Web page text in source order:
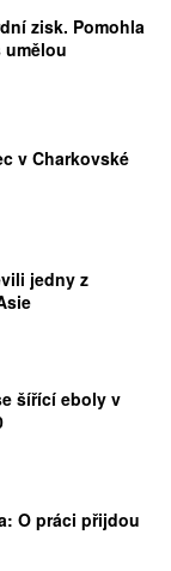
zisk. Pomohla
v Charkovské
jedny z
šířící eboly v
O práci přijdou